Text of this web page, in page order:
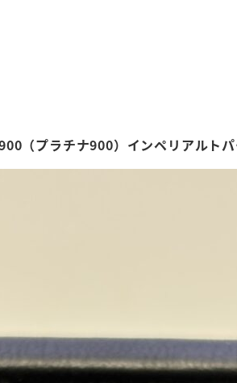
（プラチナ900）インペリアルト